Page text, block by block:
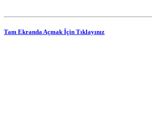
Tam Ekranda Açmak İçin Tıklayınız